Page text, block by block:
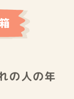
の人の年